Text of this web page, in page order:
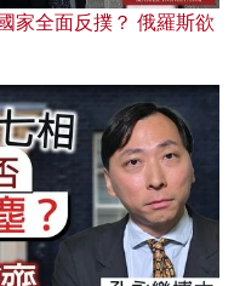
家全面反撲？ 俄羅斯欲